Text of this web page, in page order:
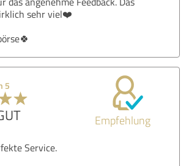
sehr viel❤️
5
Empfehlung
Service.